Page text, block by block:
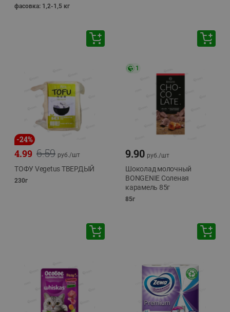
фасовка: 1,2-1,5 кг
-24%
6.59
4.99 руб./шт
ТОФУ Vegetus ТВЕРДЫЙ
230г
1
9.90 руб./шт
Шоколад молочный
BONGENIE Соленая
карамель 85г
85г